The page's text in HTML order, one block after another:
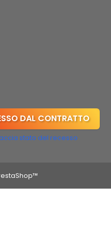
DAL CONTRATTO
stato del recesso